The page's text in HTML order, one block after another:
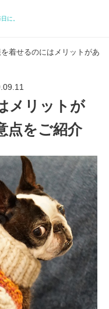
に。
着せるのにはメリットがあ
メリットが
点をご紹介